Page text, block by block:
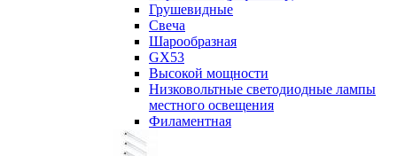
Грушевидные
Свеча
Шарообразная
GX53
Высокой мощности
Низковольтные светодиодные лампы
местного освещения
Филаментная